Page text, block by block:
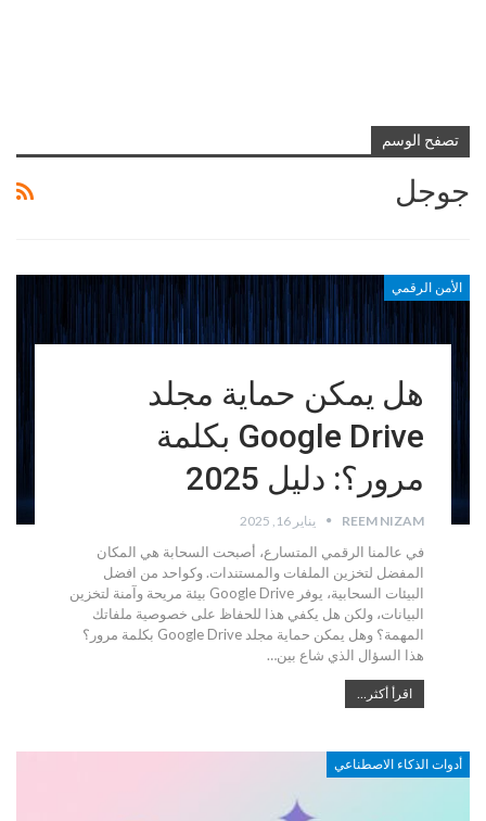
تصفح الوسم
جوجل
الأمن الرقمي
هل يمكن حماية مجلد
Google Drive بكلمة
مرور؟: دليل 2025
REEM NIZAM يناير 16, 2025
في عالمنا الرقمي المتسارع، أصبحت السحابة هي المكان
المفضل لتخزين الملفات والمستندات. وكواحد من افضل
البيئات السحابية، يوفر Google Drive بيئة مريحة وآمنة لتخزين
البيانات، ولكن هل يكفي هذا للحفاظ على خصوصية ملفاتك
المهمة؟ وهل يمكن حماية مجلد Google Drive بكلمة مرور؟
هذا السؤال الذي شاع بين…
اقرأ أكثر...
أدوات الذكاء الاصطناعي